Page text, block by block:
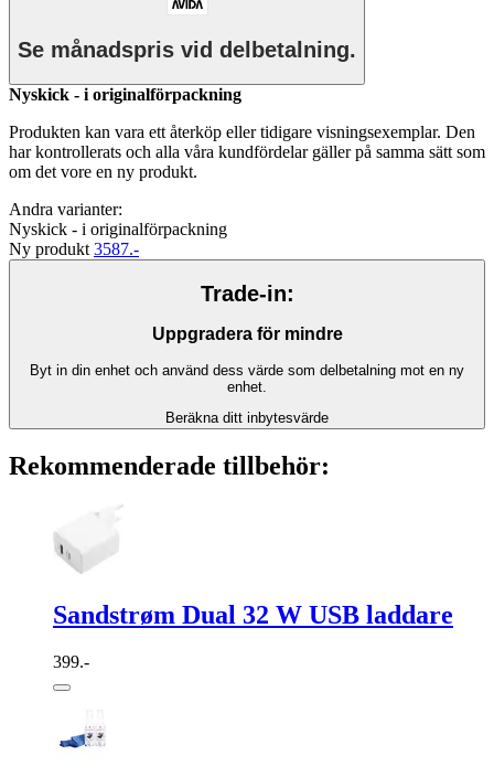
Se månadspris vid delbetalning.
Nyskick - i originalförpackning
Produkten kan vara ett återköp eller tidigare visningsexemplar. Den
har kontrollerats och alla våra kundfördelar gäller på samma sätt som
om det vore en ny produkt.
Andra varianter:
Nyskick - i originalförpackning
Ny produkt 3587.-
Trade-in:
Uppgradera för mindre
Byt in din enhet och använd dess värde som delbetalning mot en ny
enhet.
Beräkna ditt inbytesvärde
Rekommenderade tillbehör:
Sandstrøm Dual 32 W USB laddare
399.-